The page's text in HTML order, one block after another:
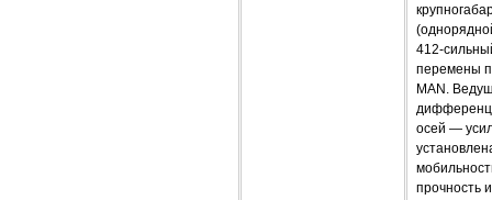
412-
перемены
MAN.
осей —
прочность